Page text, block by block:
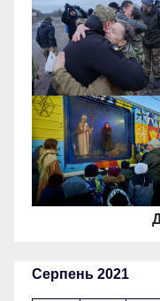
Серпень 2021